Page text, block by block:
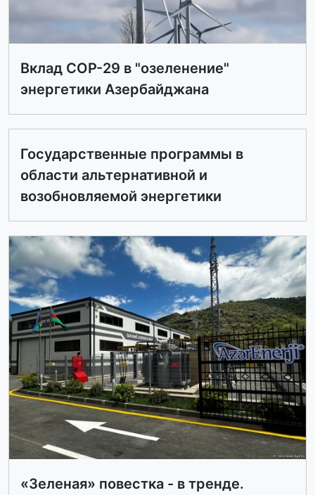
Вклад СОР-29 в "озеленение"
энергетики Азербайджана
Государственные программы в
области альтернативной и
возобновляемой энергетики
«Зеленая» повестка - в тренде.